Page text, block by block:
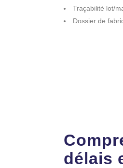
Traçabilité lot/
Dossier de
délais